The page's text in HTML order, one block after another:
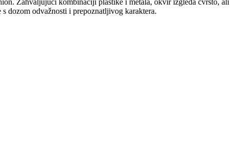
Zahvaljujući kombinaciji plastike i metala, okvir izgleda čvrsto, ali
dozom odvažnosti i prepoznatljivog karaktera.